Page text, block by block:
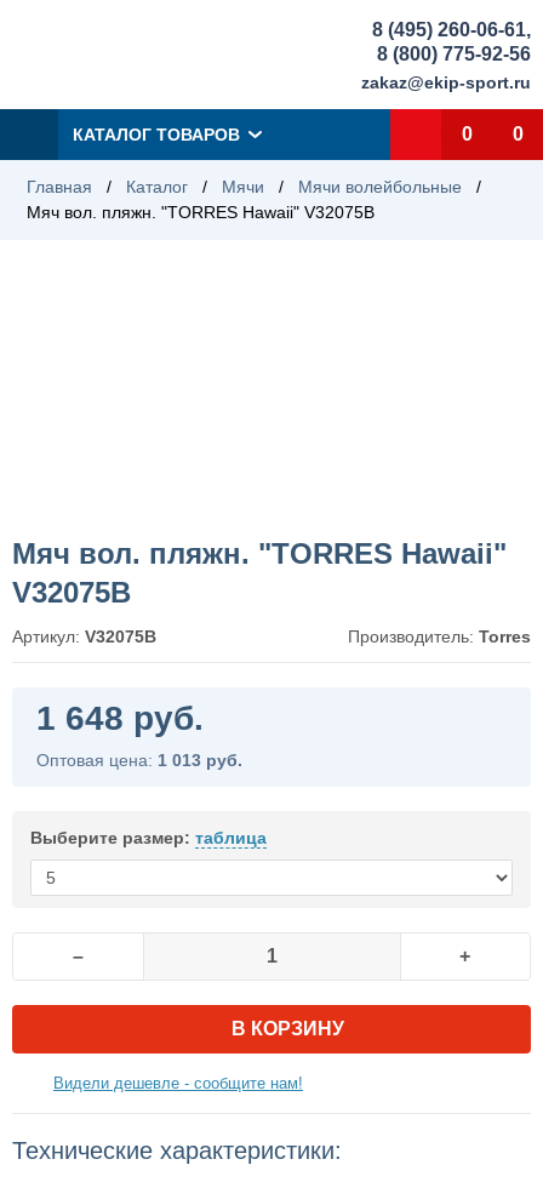
8 (495) 260-06-61,
8 (800) 775-92-56
zakaz@ekip-sport.ru
КАТАЛОГ ТОВАРОВ 0 0
Главная / Каталог / Мячи / Мячи волейбольные
/
Мяч вол. пляжн. "TORRES Hawaii" V32075B
Мяч вол. пляжн. "TORRES Hawaii"
V32075B
Артикул: V32075B Производитель: Torres
1 648 руб.
Оптовая цена: 1 013 руб.
Выберите размер: таблица
– +
В КОРЗИНУ
Видели дешевле - сообщите нам!
Технические характеристики: